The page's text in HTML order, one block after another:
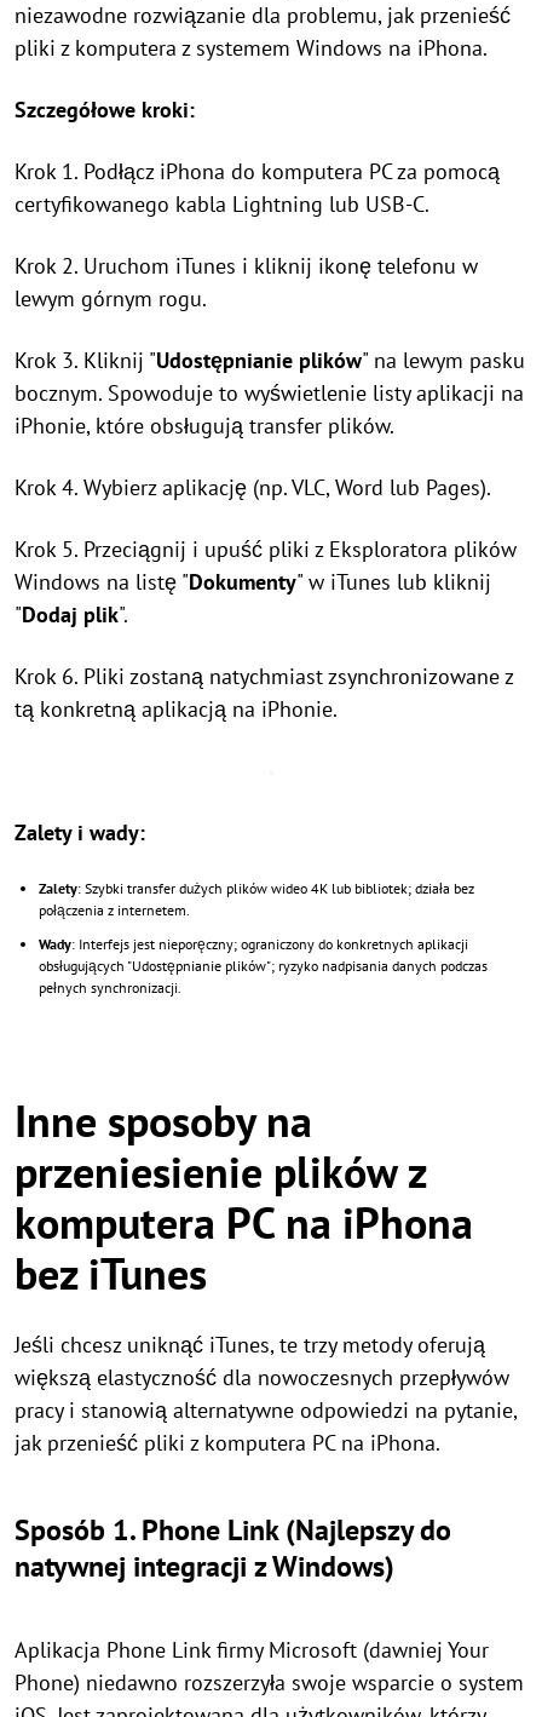
niezawodne rozwiązanie dla problemu, jak przenieść
pliki z komputera z systemem Windows na iPhona.
Szczegółowe kroki:
Krok 1. Podłącz iPhona do komputera PC za pomocą
certyfikowanego kabla Lightning lub USB-C.
Krok 2. Uruchom iTunes i kliknij ikonę telefonu w
lewym górnym rogu.
Krok 3. Kliknij "Udostępnianie plików" na lewym pasku
bocznym. Spowoduje to wyświetlenie listy aplikacji na
iPhonie, które obsługują transfer plików.
Krok 4. Wybierz aplikację (np. VLC, Word lub Pages).
Krok 5. Przeciągnij i upuść pliki z Eksploratora plików
Windows na listę "Dokumenty" w iTunes lub kliknij
"Dodaj plik".
Krok 6. Pliki zostaną natychmiast zsynchronizowane z
tą konkretną aplikacją na iPhonie.
Zalety i wady:
Zalety: Szybki transfer dużych plików wideo 4K lub bibliotek; działa bez
połączenia z internetem.
Wady: Interfejs jest nieporęczny; ograniczony do konkretnych aplikacji
obsługujących "Udostępnianie plików"; ryzyko nadpisania danych podczas
pełnych synchronizacji.
Inne sposoby na
przeniesienie plików z
komputera PC na iPhona
bez iTunes
Jeśli chcesz uniknąć iTunes, te trzy metody oferują
większą elastyczność dla nowoczesnych przepływów
pracy i stanowią alternatywne odpowiedzi na pytanie,
jak przenieść pliki z komputera PC na iPhona.
Sposób 1. Phone Link (Najlepszy do
natywnej integracji z Windows)
Aplikacja Phone Link firmy Microsoft (dawniej Your
Phone) niedawno rozszerzyła swoje wsparcie o system